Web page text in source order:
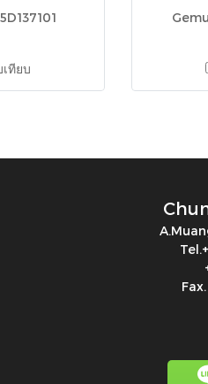
เทียบ